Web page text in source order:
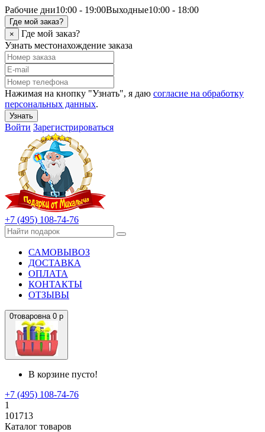
Рабочие дни10:00 - 19:00Выходные10:00 - 18:00
Где мой заказ?
×
Где мой заказ?
Узнать местонахождение заказа
Нажимая на кнопку "Узнать", я даю согласие на обработку
персональных данных.
Узнать
Войти Зарегистрироваться
+7 (495) 108-74-76
САМОВЫВОЗ
ДОСТАВКА
ОПЛАТА
КОНТАКТЫ
ОТЗЫВЫ
0товаровна 0 р
В корзине пусто!
+7 (495) 108-74-76
1
101713
Каталог товаров